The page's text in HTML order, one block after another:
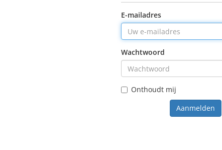
E-mailadres
Wachtwoord
Onthoudt mij